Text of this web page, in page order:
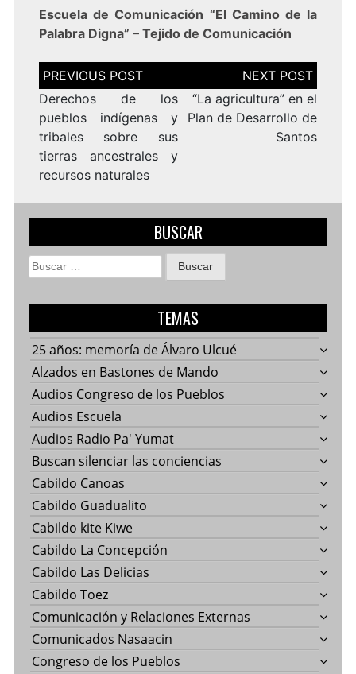
Escuela de Comunicación “El Camino de la
Palabra Digna” – Tejido de Comunicación
Navegación
de
entradas
Derechos de los
pueblos indígenas y
tribales sobre sus
tierras ancestrales y
recursos naturales
“La agricultura” en el
Plan de Desarrollo de
BUSCAR
Buscar:
TEMAS
25 años: memoría de Álvaro Ulcué
Alzados en Bastones de Mando
Audios Congreso de los Pueblos
Audios Escuela
Audios Radio Pa' Yumat
Buscan silenciar las conciencias
Cabildo Canoas
Cabildo Guadualito
Cabildo kite Kiwe
Cabildo La Concepción
Cabildo Las Delicias
Cabildo Toez
Comunicación y Relaciones Externas
Comunicados Nasaacin
Congreso de los Pueblos